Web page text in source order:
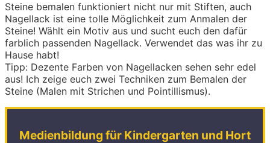
Steine bemalen funktioniert nicht nur mit Stiften, auch
Nagellack ist eine tolle Möglichkeit zum Anmalen der
Steine! Wählt ein Motiv aus und sucht euch den dafür
farblich passenden Nagellack. Verwendet das was ihr zu
Hause habt!
Tipp: Dezente Farben von Nagellacken sehen sehr edel
aus! Ich zeige euch zwei Techniken zum Bemalen der
Steine (Malen mit Strichen und Pointillismus).
Medienbildung für Kindergarten und Hort